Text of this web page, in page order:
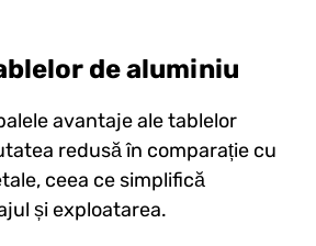
de aluminiu
avantaje ale tablelor
redusă în comparație cu
ceea ce simplifică
și exploatarea.